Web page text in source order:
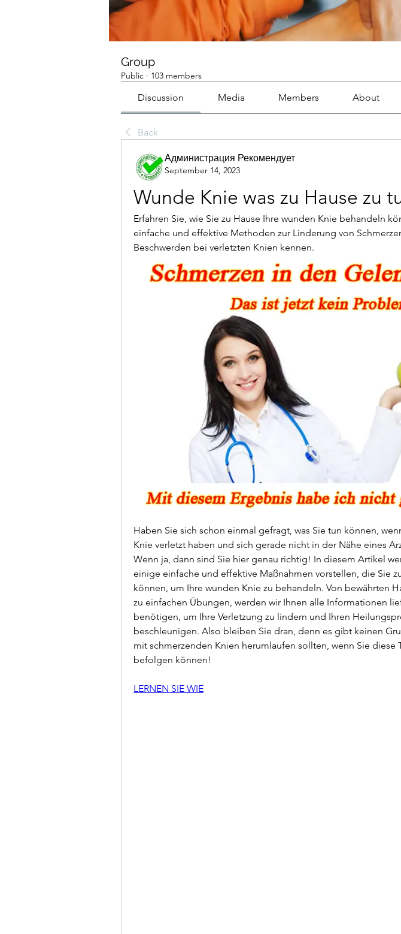
Group
Public · 103 members
Discussion Media Members About
Back
Администрация Рекомендует
September 14, 2023
Wunde Knie was zu Hause zu
Erfahren Sie, wie Sie zu Hause Ihre wunden Knie behandeln
einfache und effektive Methoden zur Linderung von
Beschwerden bei verletzten Knien kennen.
Haben Sie sich schon einmal gefragt, was Sie tun können,
Knie verletzt haben und sich gerade nicht in der Nähe eines
Wenn ja, dann sind Sie hier genau richtig! In diesem Artikel
einige einfache und effektive Maßnahmen vorstellen, die Sie
können, um Ihre wunden Knie zu behandeln. Von bewährten
zu einfachen Übungen, werden wir Ihnen alle Informationen
benötigen, um Ihre Verletzung zu lindern und Ihren
beschleunigen. Also bleiben Sie dran, denn es gibt keinen
mit schmerzenden Knien herumlaufen sollten, wenn Sie diese
befolgen können!
LERNEN SIE WIE